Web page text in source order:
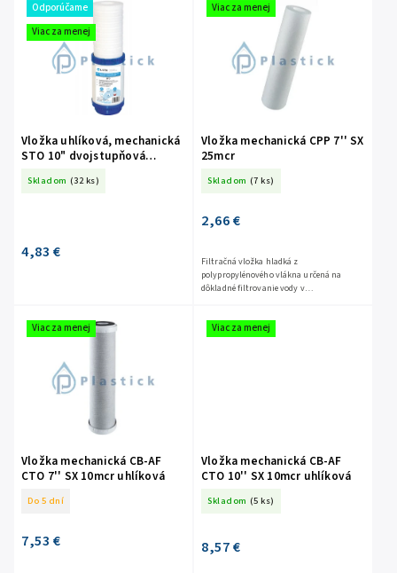
Najdrahšie
Abecedne
Odporúčame
Viac za menej
Vložka uhlíková, mechanická
STO 10" dvojstupňová
Skladom (32 ks)
4,83 €
Viac za menej
Vložka mechanická CPP 7'' SX
25mcr
Skladom (7 ks)
2,66 €
Filtračná vložka hladká z
polypropylénového vlákna určená na
dôkladné filtrovanie vody v
jemných čiastočiek,...
Viac za menej
Vložka mechanická CB-AF
CTO 7'' SX 10mcr uhlíková
Do 5 dní
7,53 €
Viac za menej
Vložka mechanická CB-AF
CTO 10'' SX 10mcr uhlíková
Skladom (5 ks)
8,57 €